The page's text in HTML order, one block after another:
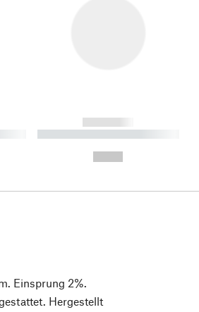
------------
----------- ----------- ----------
Einsprung 2%.
Hergestellt